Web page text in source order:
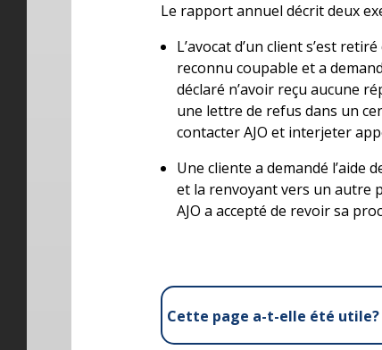
Le rapport annuel décrit deux
L’avocat d’un client s’est
reconnu coupable et a
déclaré n’avoir reçu aucune
une lettre de refus dans un
contacter AJO et interjeter
Une cliente a demandé l’aide
et la renvoyant vers un autre
AJO a accepté de revoir sa
Cette page a-t-elle été utile?